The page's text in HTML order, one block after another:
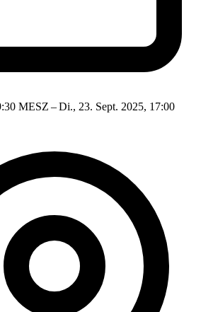
MESZ – Di., 23. Sept. 2025, 17:00